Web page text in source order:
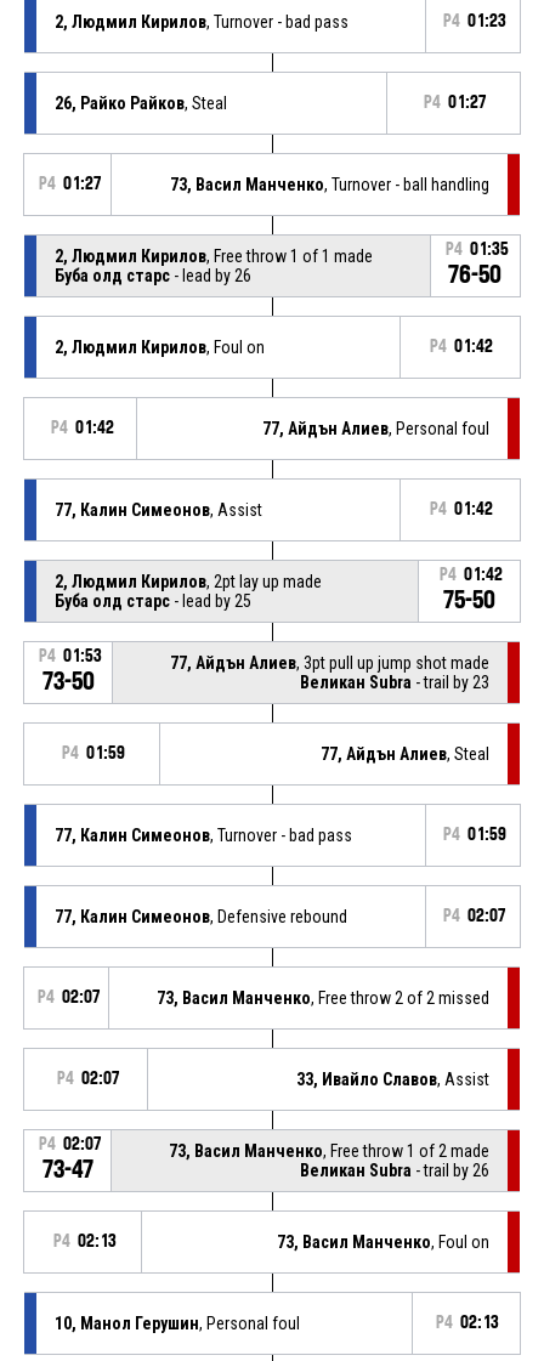
2, Людмил Кирилов, Turnover - bad pass P4 01:23
26, Райко Райков, Steal P4 01:27
P4 01:27 73, Васил Манченко, Turnover - ball handling
2, Людмил Кирилов, Free throw 1 of 1 made
Буба олд старс- lead by 26
P4 01:35
76-50
2, Людмил Кирилов, Foul on P4 01:42
P4 01:42 77, Айдън Алиев, Personal foul
77, Калин Симеонов, Assist P4 01:42
2, Людмил Кирилов, 2pt lay up made
Буба олд старс- lead by 25
P4 01:42
75-50
P4 01:53
73-50
77, Айдън Алиев, 3pt pull up jump shot made
Великан Subra - trail by 23
P4 01:59 77, Айдън Алиев, Steal
77, Калин Симеонов, Turnover - bad pass P4 01:59
77, Калин Симеонов, Defensive rebound P4 02:07
P4 02:07 73, Васил Манченко, Free throw 2 of 2 missed
P4 02:07 33, Ивайло Славов, Assist
P4 02:07
73-47
73, Васил Манченко, Free throw 1 of 2 made
Великан Subra - trail by 26
P4 02:13 73, Васил Манченко, Foul on
10, Манол Герушин, Personal foul P4 02:13